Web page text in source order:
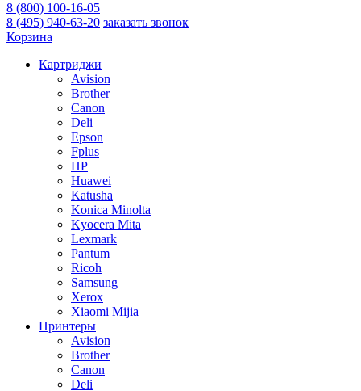
8 (800) 100-16-05
8 (495) 940-63-20 заказать звонок
Корзина
Картриджи
Avision
Brother
Canon
Deli
Epson
Fplus
HP
Huawei
Katusha
Konica Minolta
Kyocera Mita
Lexmark
Pantum
Ricoh
Samsung
Xerox
Xiaomi Mijia
Принтеры
Avision
Brother
Canon
Deli